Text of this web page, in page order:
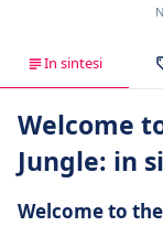
In sintesi
Welcome
Jungle: in
Welcome to